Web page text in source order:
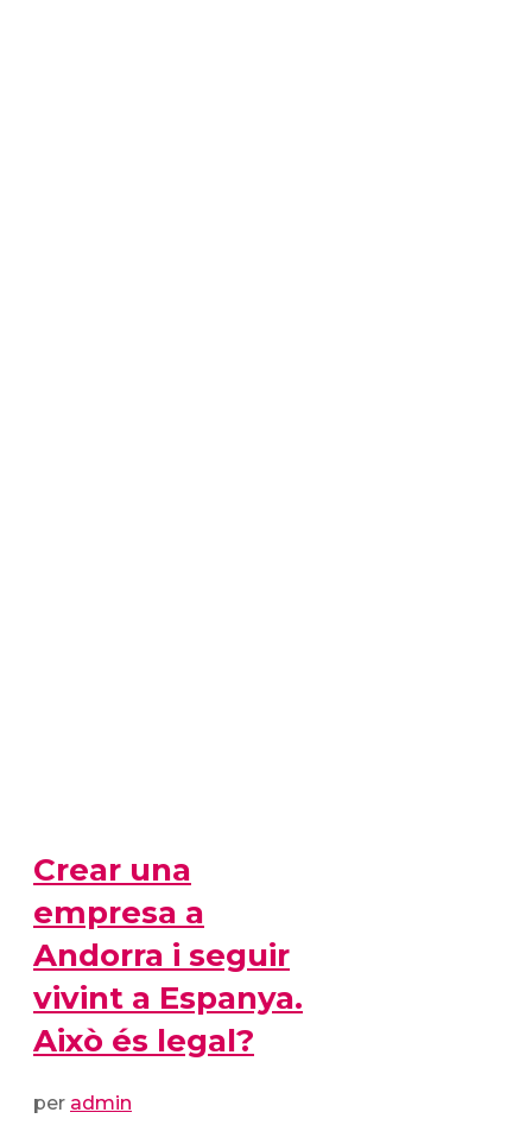
Crear una
empresa a
Andorra i seguir
vivint a Espanya.
Això és legal?
per admin